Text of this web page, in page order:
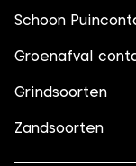
Schoon
Groenafval
Grindsoorten
Zandsoorten